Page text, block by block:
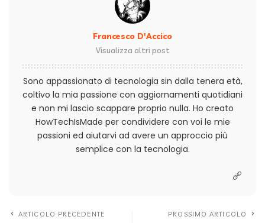
Francesco D'Accico
Visualizza altri post
Sono appassionato di tecnologia sin dalla tenera età,
coltivo la mia passione con aggiornamenti quotidiani
e non mi lascio scappare proprio nulla. Ho creato
HowTechIsMade per condividere con voi le mie
passioni ed aiutarvi ad avere un approccio più
semplice con la tecnologia.
ARTICOLO PRECEDENTE PROSSIMO ARTICOLO